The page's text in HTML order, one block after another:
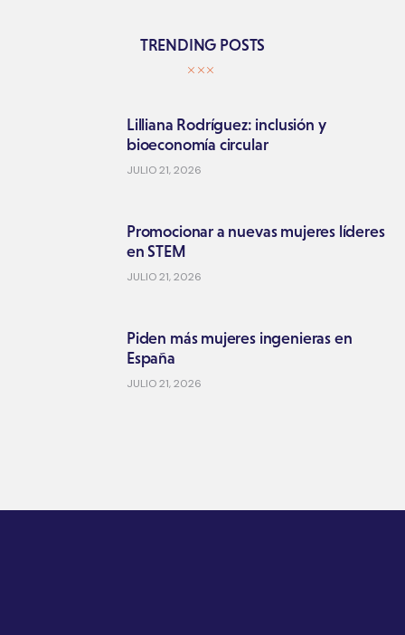
TRENDING POSTS
Lilliana Rodríguez: inclusión y
bioeconomía circular
JULIO 21, 2026
Promocionar a nuevas mujeres líderes
en STEM
JULIO 21, 2026
Piden más mujeres ingenieras en
España
JULIO 21, 2026